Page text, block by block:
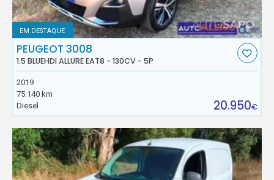
EM DESTAQUE
PEUGEOT 3008
1.5 BLUEHDI ALLURE EAT8 - 130CV - 5P
2019
75.140 km
Diesel
20.950€